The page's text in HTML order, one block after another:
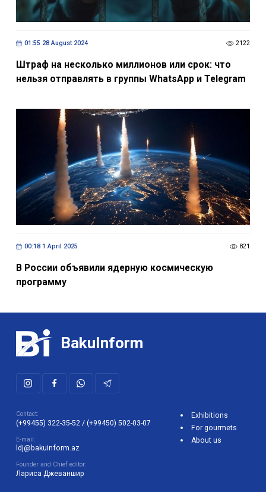
01:55 28 August 2024 2122
Штраф на несколько миллионов или срок: что
нельзя отправлять в группы WhatsApp и Telegram
00:18 1 April 2025 821
В России объявили ядерную космическую
программу
BakuInform
Contact:
(+99455) 322-35-52 / (+99450) 502-03-07
E-mail:
ldj@bakuinform.az
Founder and Chief editor:
Лариса Джеваншир
Exhibitions
For gourmets
About us